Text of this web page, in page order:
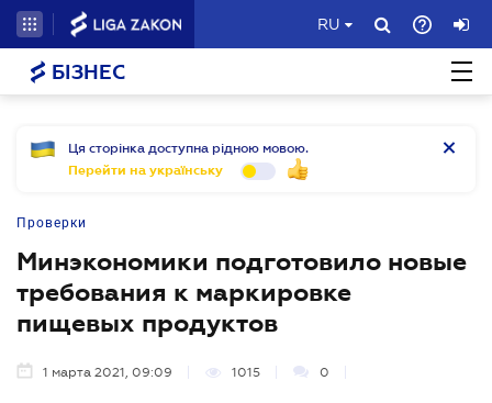
RU
БІЗНЕС
Ця сторінка доступна рідною мовою.
Перейти на українську
Проверки
Минэкономики подготовило новые
требования к маркировке
пищевых продуктов
1 марта 2021, 09:09 1015 0